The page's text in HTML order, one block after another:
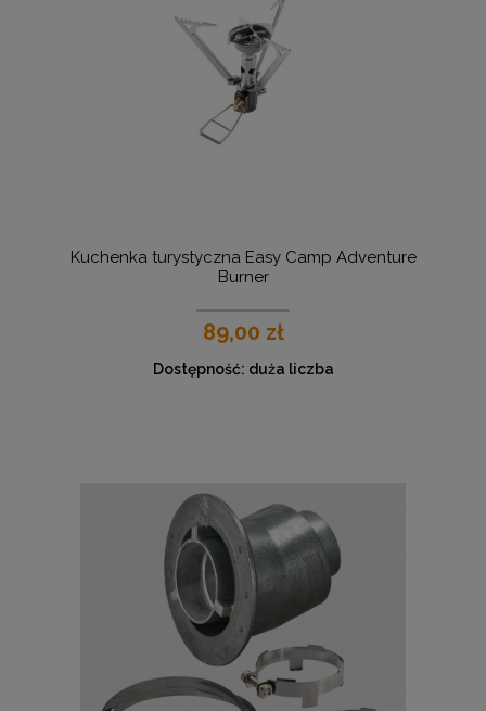
Kuchenka turystyczna Easy Camp Adventure
Burner
89,00 zł
Dostępność: duża liczba